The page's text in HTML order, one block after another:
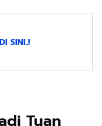
DI SINI..!
Tuan